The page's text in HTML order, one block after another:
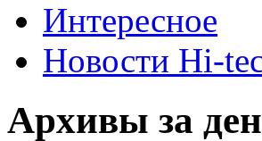
Интересное
Новости Hi-
Архивы за